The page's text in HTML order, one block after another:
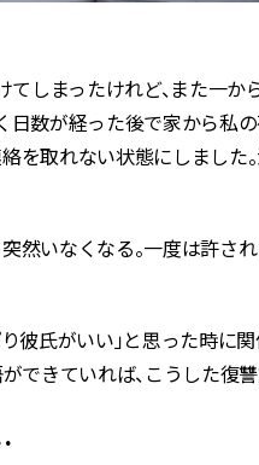
てしまったけれど、また一
日数が経った後で家から私
を取れない状態にしました
然いなくなる。一度は許さ
彼氏がいい」と思った時
できていれば、こうした復